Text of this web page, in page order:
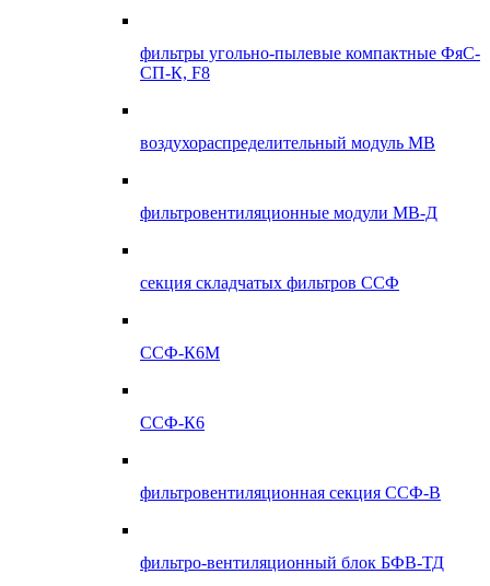
фильтры угольно-пылевые компактные ФяС-
СП-К, F8
воздухораспределительный модуль МВ
фильтровентиляционные модули МВ-Д
секция складчатых фильтров ССФ
ССФ-К6М
ССФ-К6
фильтровентиляционная секция ССФ-В
фильтро-вентиляционный блок БФВ-ТД